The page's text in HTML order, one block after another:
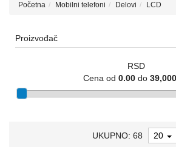
SvePočetna Mobilni telefoni Delovi LCD
Proizvođač
RSD
Cena od 0.00 do
UKUPNO: 68 20